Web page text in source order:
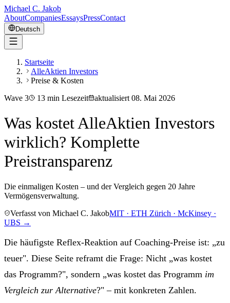
Michael C. Jakob
AboutCompaniesEssaysPressContact
Deutsch
Startseite
AlleAktien Investors
Preise & Kosten
Wave 3 13 min Lesezeit aktualisiert 08. Mai 2026
Was kostet AlleAktien Investors
wirklich? Komplette
Preistransparenz
Die einmaligen Kosten – und der Vergleich gegen 20 Jahre
Vermögensverwaltung.
Verfasst von Michael C. JakobMIT · ETH Zürich · McKinsey ·
UBS →
Die häufigste Reflex-Reaktion auf Coaching-Preise ist: „zu
teuer". Diese Seite reframt die Frage: Nicht „was kostet
das Programm?", sondern „was kostet das Programm im
Vergleich zur Alternative?" – mit konkreten Zahlen.